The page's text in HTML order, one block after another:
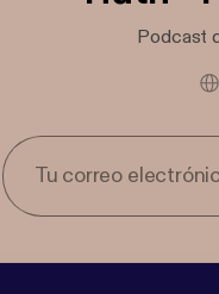
Podcast